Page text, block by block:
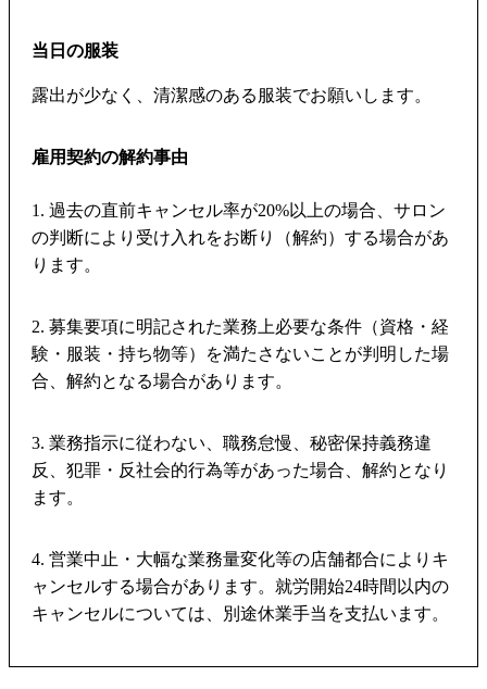
当日の服装
露出が少なく、清潔感のある服装でお願いします。
雇用契約の解約事由
1. 過去の直前キャンセル率が20%以上の場合、サロン
の判断により受け入れをお断り（解約）する場合があ
ります。
2. 募集要項に明記された業務上必要な条件（資格・経
験・服装・持ち物等）を満たさないことが判明した場
合、解約となる場合があります。
3. 業務指示に従わない、職務怠慢、秘密保持義務違
反、犯罪・反社会的行為等があった場合、解約となり
ます。
4. 営業中止・大幅な業務量変化等の店舗都合によりキ
ャンセルする場合があります。就労開始24時間以内の
キャンセルについては、別途休業手当を支払います。